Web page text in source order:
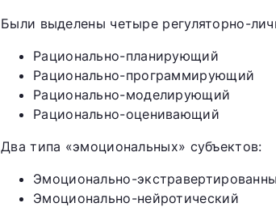
Были выделены четыре регуляторно-
Рационально-планирующий
Рационально-программирующий
Рационально-моделирующий
Рационально-оценивающий
Два типа «эмоциональных» субъектов:
Эмоционально-
Эмоционально-нейротический